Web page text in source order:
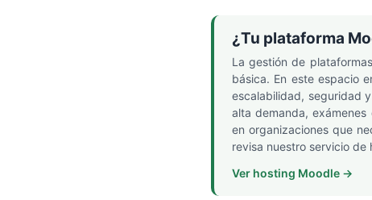
¿Tu plataforma
La gestión de
básica. En este espacio
escalabilidad, seguridad
alta demanda,
en organizaciones que
revisa nuestro servicio
Ver hosting Moodle →